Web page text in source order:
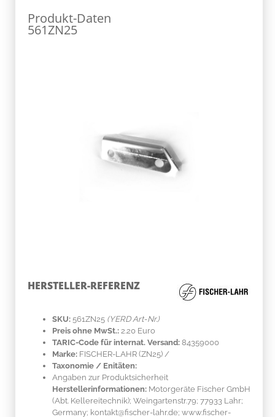
Produkt-Daten
561ZN25
HERSTELLER-REFERENZ
SKU: 561ZN25 (YERD Art-Nr.)
Preis ohne MwSt.: 2.20 Euro
TARIC-Code für internat. Versand: 84359000
Marke: FISCHER-LAHR (ZN25) /
Taxonomie / Enitäten:
Angaben zur Produktsicherheit
Herstellerinformationen: Motorgeräte Fischer GmbH
(Abt. Kellereitechnik); Weingartenstr.79; 77933 Lahr;
Germany; kontakt@fischer-lahr.de; www.fischer-